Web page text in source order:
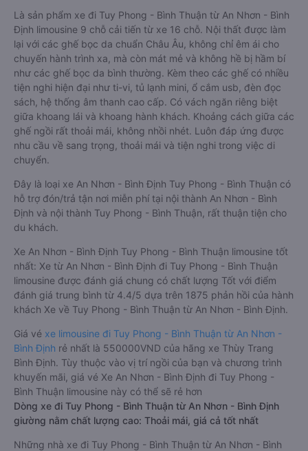
Là sản phẩm xe đi Tuy Phong - Bình Thuận từ An Nhơn - Bình
Định limousine 9 chỗ cải tiến từ xe 16 chỗ. Nội thất được làm
lại với các ghế bọc da chuẩn Châu Âu, không chỉ êm ái cho
chuyến hành trình xa, mà còn mát mẻ và không hề bị hầm bí
như các ghế bọc da bình thường. Kèm theo các ghế có nhiều
tiện nghi hiện đại như ti-vi, tủ lạnh mini, ổ cắm usb, đèn đọc
sách, hệ thống âm thanh cao cấp. Có vách ngăn riêng biệt
giữa khoang lái và khoang hành khách. Khoảng cách giữa các
ghế ngồi rất thoải mái, không nhồi nhét. Luôn đáp ứng được
nhu cầu về sang trọng, thoải mái và tiện nghi trong việc di
chuyển.
Đây là loại xe An Nhơn - Bình Định Tuy Phong - Bình Thuận có
hỗ trợ đón/trả tận nơi miễn phí tại nội thành An Nhơn - Bình
Định và nội thành Tuy Phong - Bình Thuận, rất thuận tiện cho
du khách.
Xe An Nhơn - Bình Định Tuy Phong - Bình Thuận limousine tốt
nhất: Xe từ An Nhơn - Bình Định đi Tuy Phong - Bình Thuận
limousine được đánh giá chung có chất lượng Tốt với điểm
đánh giá trung bình từ 4.4/5 dựa trên 1875 phản hồi của hành
khách Xe về Tuy Phong - Bình Thuận từ An Nhơn - Bình Định.
Giá vé xe limousine đi Tuy Phong - Bình Thuận từ An Nhơn -
Bình Định rẻ nhất là 550000VND của hãng xe Thùy Trang
Bình Định. Tùy thuộc vào vị trí ngồi của bạn và chương trình
khuyến mãi, giá vé Xe An Nhơn - Bình Định đi Tuy Phong -
Bình Thuận limousine này có thể sẽ rẻ hơn
Dòng xe đi Tuy Phong - Bình Thuận từ An Nhơn - Bình Định
giường nằm chất lượng cao: Thoải mái, giá cả tốt nhất
Những nhà xe đi Tuy Phong - Bình Thuận từ An Nhơn - Bình